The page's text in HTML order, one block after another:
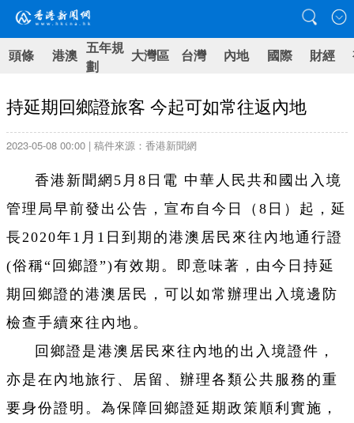
頭條 港澳 五年規
劃
大灣區 台灣 內地 國際 財經
持延期回鄉證旅客 今起可如常往返內地
2023-05-08 00:00 | 稿件來源：香港新聞網
香港新聞網5月8日電 中華人民共和國出入境
管理局早前發出公告，宣布自今日（8日）起，延
長2020年1月1日到期的港澳居民來往內地通行證
(俗稱“回鄉證”)有效期。即意味著，由今日持延
期回鄉證的港澳居民，可以如常辦理出入境邊防
檢查手續來往內地。
回鄉證是港澳居民來往內地的出入境證件，
亦是在內地旅行、居留、辦理各類公共服務的重
要身份證明。為保障回鄉證延期政策順利實施，